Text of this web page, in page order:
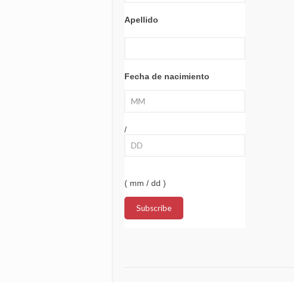
Apellido
Fecha de nacimiento
/
( mm / dd )